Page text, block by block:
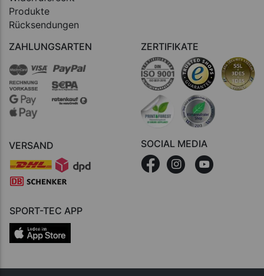
Produkte
Rücksendungen
ZAHLUNGSARTEN
VERSAND
ZERTIFIKATE
SOCIAL MEDIA
SPORT-TEC APP